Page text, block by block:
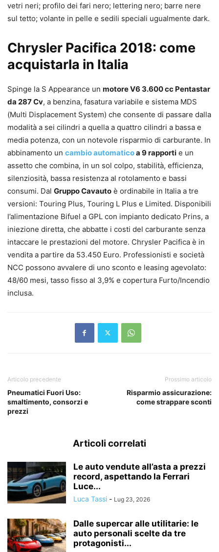
vetri neri; profilo dei fari nero; lettering nero; barre nere
sul tetto; volante in pelle e sedili speciali ugualmente dark.
Chrysler Pacifica 2018: come
acquistarla in Italia
Spinge la S Appearance un motore V6 3.600 cc Pentastar
da 287 Cv, a benzina, fasatura variabile e sistema MDS
(Multi Displacement System) che consente di passare dalla
modalità a sei cilindri a quella a quattro cilindri a bassa e
media potenza, con un notevole risparmio di carburante. In
abbinamento un cambio automaticoa 9 rapporti e un
assetto che combina, in un sol colpo, stabilità, efficienza,
silenziosità, bassa resistenza al rotolamento e bassi
consumi. Dal Gruppo Cavauto è ordinabile in Italia a tre
versioni: Touring Plus, Touring L Plus e Limited. Disponibili
l’alimentazione Bifuel a GPL con impianto dedicato Prins, a
iniezione diretta, che abbatte i costi del carburante senza
intaccare le prestazioni del motore. Chrysler Pacifica è in
vendita a partire da 53.450 Euro. Professionisti e società
NCC possono avvalere di uno sconto e leasing agevolato:
48/60 mesi, tasso fisso al 3,9% e copertura Furto/Incendio
inclusa.
Articolo precedente
Pneumatici Fuori Uso:
smaltimento, consorzi e
prezzi
Prossimo articolo
Risparmio assicurazione:
come strappare sconti
Articoli correlati
Le auto vendute all’asta a prezzi
record, aspettando la Ferrari
Luce...
Luca Tassi - Lug 23, 2026
Dalle supercar alle utilitarie: le
auto personali scelte da tre
protagonisti...